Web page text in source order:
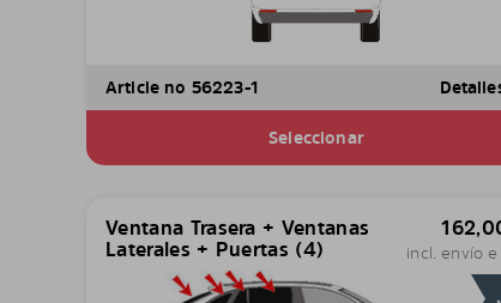
Article no 56223-1
Seleccionar
Ventana Trasera + Ventanas
Laterales + Puertas (4)
incl. envío e